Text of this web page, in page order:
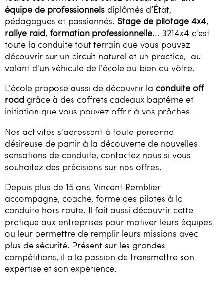
équipe de professionnels diplômés d’État,
pédagogues et passionnés. Stage de pilotage 4x4,
rallye raid, formation professionnelle... 3214x4 c'est
toute la conduite tout terrain que vous pouvez
découvrir sur un circuit naturel et un practice, au
volant d'un véhicule de l'école ou bien du vôtre.
L'école propose aussi de découvrir la conduite off
road grâce à des coffrets cadeaux baptême et
initiation que vous pouvez offrir à vos prôches.
Nos activités s'adressent à toute personne
désireuse de partir à la découverte de nouvelles
sensations de conduite, contactez nous si vous
souhaitez des précisions sur nos offres.
Depuis plus de 15 ans, Vincent Remblier
accompagne, coache, forme des pilotes à la
conduite hors route. Il fait aussi découvrir cette
pratique aux entreprises pour motiver leurs équipes
ou leur permettre de remplir leurs missions avec
plus de sécurité. Présent sur les grandes
compétitions, il a la passion de transmettre son
expertise et son expérience.